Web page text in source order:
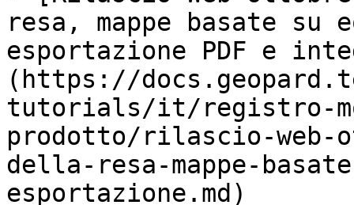
resa, mappe basate su
esportazione PDF e
(https://
tutorials/it/registro-
prodotto/rilascio-web-
della-resa-mappe-
esportazione.md)